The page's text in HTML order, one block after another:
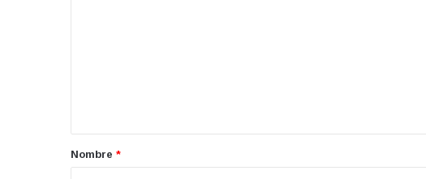
rNombre *